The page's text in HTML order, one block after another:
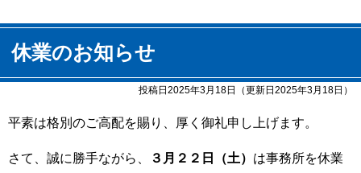
休業のお知らせ
投稿日2025年3月18日 （更新日2025年3月18日）
平素は格別のご高配を賜り、厚く御礼申し上げます。
さて、誠に勝手ながら、 ３月２２日（土） は事務所を休業